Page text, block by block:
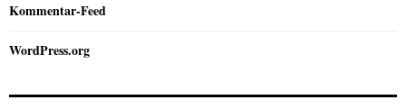
Kommentar-Feed
WordPress.org